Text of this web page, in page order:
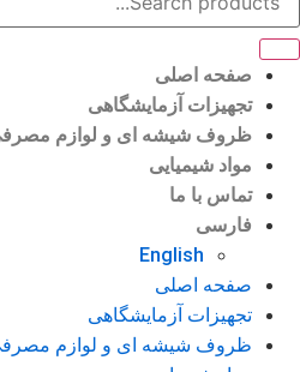
صفحه اصلی
تجهیزات آزمایشگاهی
ظروف شیشه ای و لوازم
مواد شیمیایی
تماس با ما
فارسی
English
صفحه اصلی
تجهیزات آزمایشگاهی
ظروف شیشه ای و لوازم